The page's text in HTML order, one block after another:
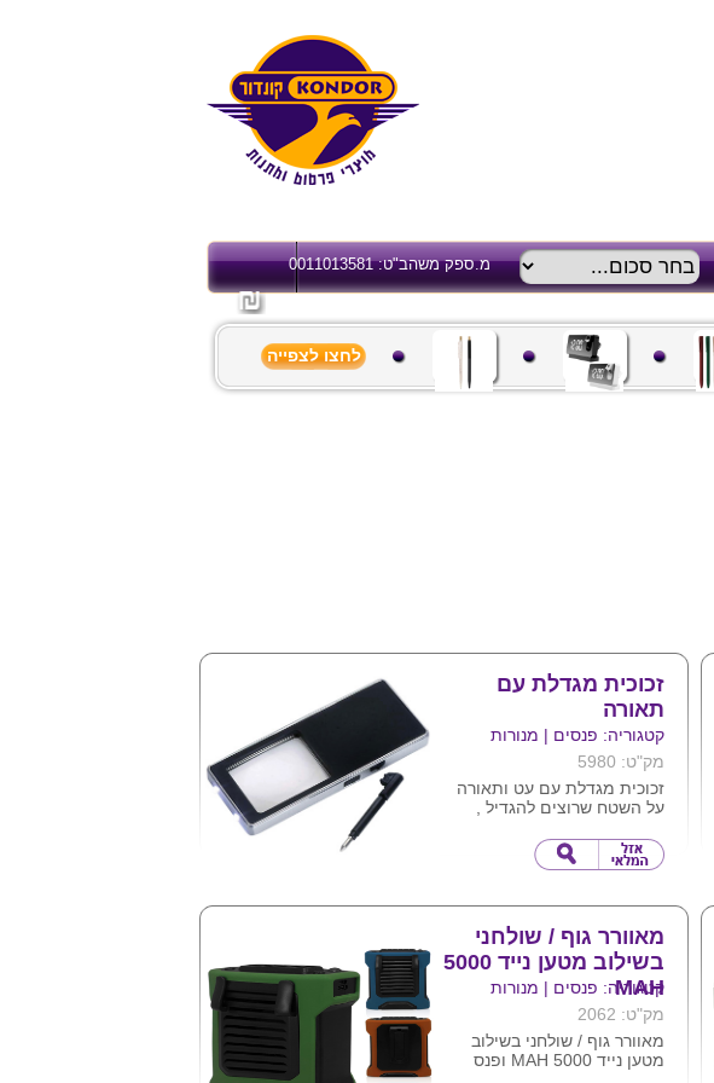
מ.ספק משהב"ט: 0011013581
לחצו לצפייה
זכוכית מגדלת עם
תאורה
קטגוריה: פנסים | מנורות
מק"ט: 5980
זכוכית מגדלת עם עט ותאורה
על השטח שרוצים להגדיל ,
המשמשת לבדיקת שטרות .
ניתן להדפיס לוגו הלקוח ע"ג
מאוורר גוף / שולחני
בשילוב מטען נייד 5000
MAH
קטגוריה: פנסים | מנורות
מק"ט: 2062
מאוורר גוף / שולחני בשילוב
מטען נייד 5000 MAH ופנס